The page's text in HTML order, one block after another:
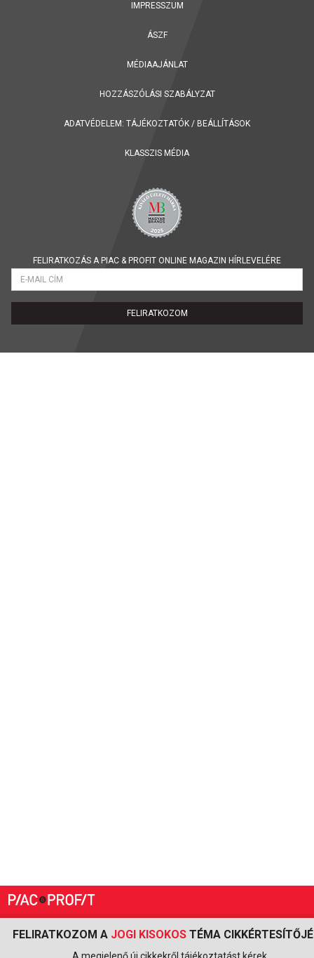
FELIRATKOZOM A JOGI KISOKOSTÉMA
IMPRESSZUM
ÁSZF
MÉDIAAJÁNLAT
HOZZÁSZÓLÁSI SZABÁLYZAT
ADATVÉDELEM: TÁJÉKOZTATÓK / BEÁLLÍTÁSOK
KLASSZIS MÉDIA
FELIRATKOZÁS A PIAC & PROFIT ONLINE MAGAZIN HÍRLEVELÉRE
FELIRATKOZOM